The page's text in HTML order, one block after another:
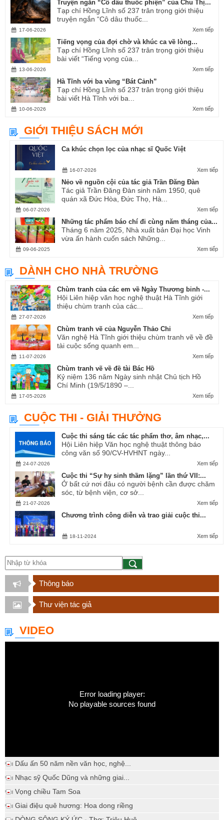
Truyện ngắn “Cô dâu thuốc phiện” của Chu Thị...
Tạp chí Hồng Lĩnh số 237 trân trọng giới thiệu
truyện ngắn “Cô dâu thuốc...
Xem tiếp
17-06-2026
Tiếng vọng của đợi chờ và khúc ca về lòng...
Tạp chí Hồng Lĩnh số 237 trân trọng giới thiệu
bài viết “Tiếng vọng của...
Xem tiếp
13-06-2026
Hà Tĩnh với ba vùng “Bát Cảnh”
Tạp chí Hồng Lĩnh số 237 trân trọng giới thiệu
bài viết Hà Tĩnh với ba...
Xem tiếp
10-06-2026
GIỚI THIỆU SÁCH MỚI
Ca khúc chọn lọc của nhạc sĩ Quốc Việt
Xem tiếp
16-07-2026
Nẻo về nguồn cội của tác giả Trần Đăng Đàn
Tác giả Trần Đăng Đàn sinh năm 1950, quê
quán xã Đức Hòa, Đức Thọ, Hà...
Xem tiếp
06-07-2026
Những tác phẩm báo chí đi cùng năm tháng của...
Tháng 6 năm 2025, Nhà xuất bản Đại học Vinh
vừa ấn hành cuốn sách Những...
Xem tiếp
09-06-2025
DÀNH CHO NHÀ TRƯỜNG
Chùm tranh của các em về Ngày Thương binh -...
Hội Liên hiệp văn học nghệ thuật Hà Tĩnh giới
thiệu chùm tranh của các...
Xem tiếp
27-07-2026
Chùm tranh vẽ của Nguyễn Thảo Chi
Văn nghệ Hà Tĩnh giới thiệu chùm tranh vẽ về đề
tài cuộc sống quanh em...
Xem tiếp
11-07-2026
Chùm tranh vẽ về đề tài Bác Hồ
Kỷ niệm 136 năm Ngày sinh nhật Chủ tịch Hồ
Chí Minh (19/5/1890 –...
Xem tiếp
17-05-2026
CUỘC THI - GIẢI THƯỞNG
Cuộc thi sáng tác các tác phẩm thơ, âm nhạc,...
Hội Liên hiệp Văn học nghệ thuật thông báo
công văn số 90/CV-HVHNT ngày...
Xem tiếp
24-07-2026
Cuộc thi “Sự hy sinh thầm lặng” lần thứ VII:...
Ở bất cứ nơi đâu có người bệnh cần được chăm
sóc, từ bệnh viện, cơ sở...
Xem tiếp
21-07-2026
Chương trình công diễn và trao giải cuộc thi...
Xem tiếp
18-11-2024
Thông báo
Thư viện tác giả
VIDEO
Error loading player:
No playable sources found
Dấu ấn 50 năm nền văn học, nghệ...
Nhạc sỹ Quốc Dũng và những giai...
Vọng chiều Tam Soa
Giai điệu quê hương: Hoa dong riềng